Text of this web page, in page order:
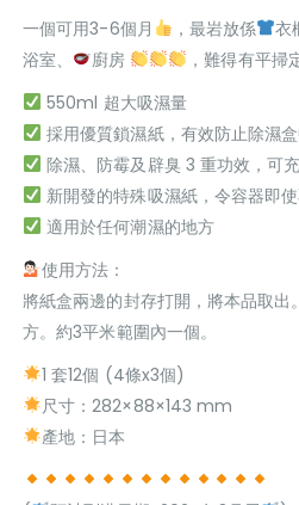
一個可用3-6個月
，最岩放係 衣
浴室、
廚房
，難得有平
550ml 超大吸濕量
採用優質鎖濕紙，有效防止除濕
除濕、防霉及辟臭 3 重功效，可
新開發的特殊吸濕紙，令容器即
適用於任何潮濕的地方
使用方法：
將紙盒兩邊的封存打開，將本品取
方。約3平米範圍內一個。
1 套12個 (4條x3個)
尺寸：282×88×143 mm
產地：日本